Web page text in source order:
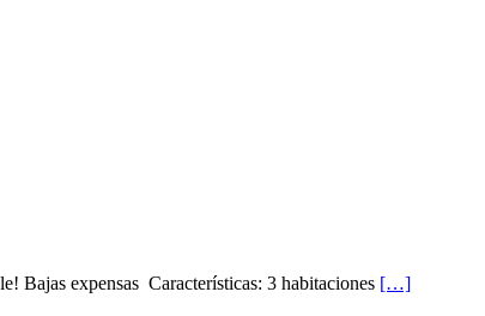
expensas Características: 3 habitaciones […]